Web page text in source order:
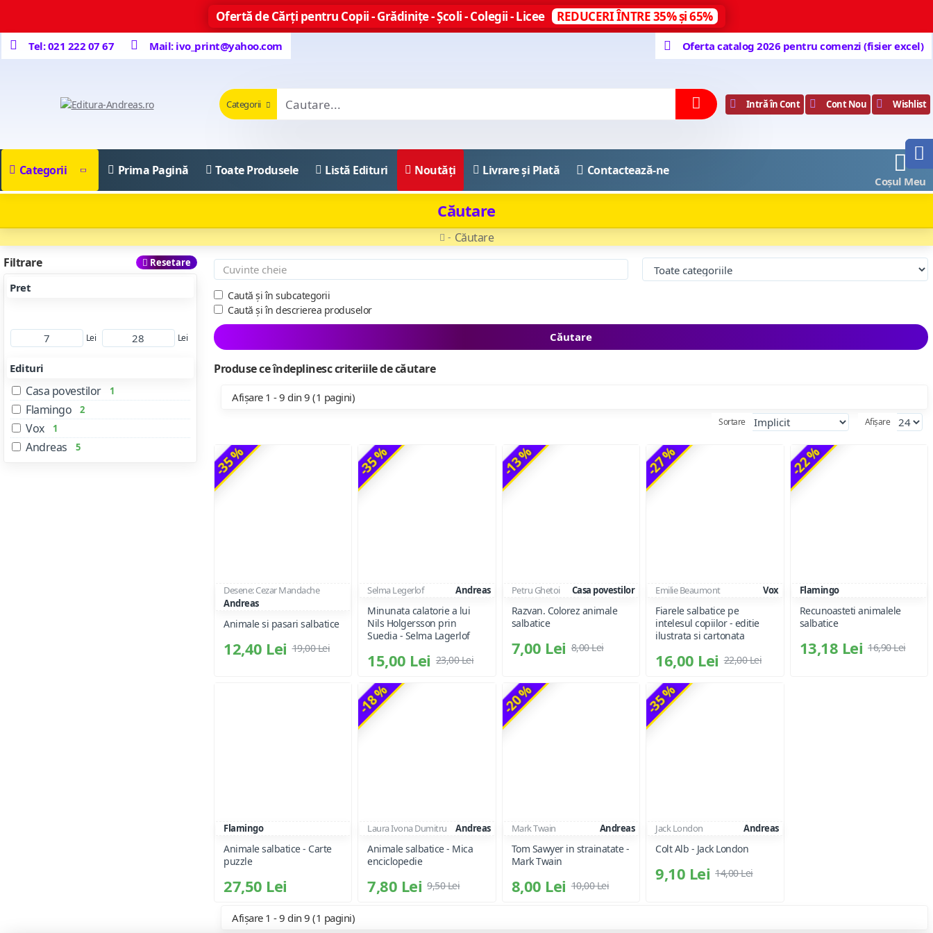
Ofertă de Cărți pentru Copii - Grădinițe - Școli - Colegii - Licee REDUCERI ÎNTRE 35% și 65%
Tel: 021 222 07 67 Mail: ivo_print@yahoo.com Oferta catalog 2026 pentru comenzi (fisier excel)
Categorii Intră în Cont Cont Nou Wishlist
Categorii Prima Pagină Toate Produsele Listă Edituri Noutăți Livrare și Plată Contactează-ne
Coșul Meu
Căutare
Căutare
Filtrare Resetare
Pret
Lei Lei
Edituri
Casa povestilor 1
Flamingo 2
Vox 1
Andreas 5
Caută și în subcategorii
Caută și în descrierea produselor
Căutare
Produse ce îndeplinesc criteriile de căutare
Afișare 1 - 9 din 9 (1 pagini)
Sortare Afișare
-35 %
Desene: Cezar Mandache
Andreas
Animale si pasari salbatice
12,40 Lei 19,00 Lei
-35 %
Selma Legerlof Andreas
Minunata calatorie a lui
Nils Holgersson prin
Suedia - Selma Lagerlof
15,00 Lei 23,00 Lei
-13 %
Petru Ghetoi Casa povestilor
Razvan. Colorez animale
salbatice
7,00 Lei 8,00 Lei
-27 %
Emilie Beaumont Vox
Fiarele salbatice pe
intelesul copiilor - editie
ilustrata si cartonata
16,00 Lei 22,00 Lei
-22 %
Flamingo
Recunoasteti animalele
salbatice
13,18 Lei 16,90 Lei
Flamingo
Animale salbatice - Carte
puzzle
27,50 Lei
-18 %
Laura Ivona Dumitru Andreas
Animale salbatice - Mica
enciclopedie
7,80 Lei 9,50 Lei
-20 %
Mark Twain Andreas
Tom Sawyer in strainatate -
Mark Twain
8,00 Lei 10,00 Lei
-35 %
Jack London Andreas
Colt Alb - Jack London
9,10 Lei 14,00 Lei
Afișare 1 - 9 din 9 (1 pagini)